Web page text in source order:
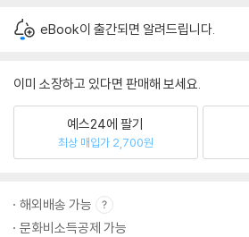
eBook이 출간되면 알려드립니다.
이미 소장하고 있다면 판매해 보세요.
예스24에 팔기
최상 매입가 2,700원
해외배송 가능
문화비소득공제 가능